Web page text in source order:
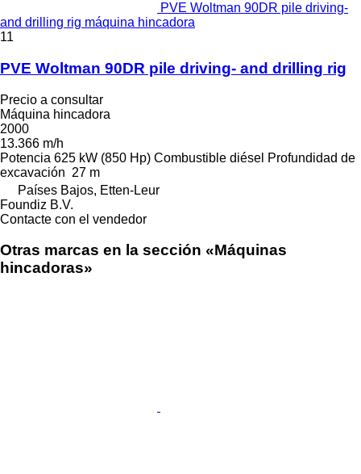
PVE Woltman 90DR pile driving-
and drilling rig máquina hincadora
11
PVE Woltman 90DR pile driving- and drilling rig
Precio a consultar
Máquina hincadora
2000
13.366 m/h
Potencia 625 kW (850 Hp) Combustible diésel Profundidad de
excavación 27 m
Países Bajos, Etten-Leur
Foundiz B.V.
Contacte con el vendedor
Otras marcas en la sección «Máquinas
hincadoras»